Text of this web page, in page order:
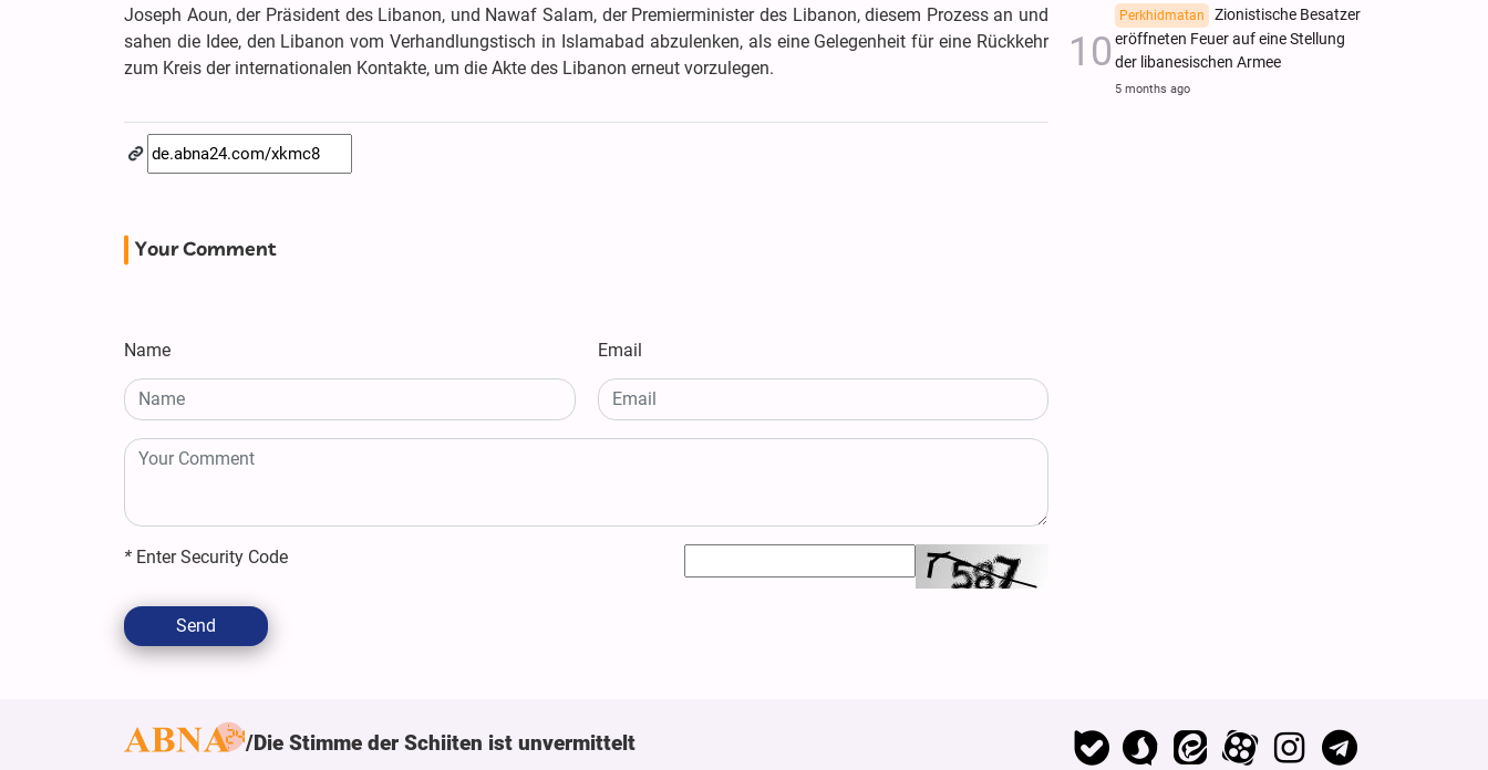
Joseph Aoun, der Präsident des Libanon, und Nawaf Salam, der Premierminister des Libanon, diesem Prozess an und
sahen die Idee, den Libanon vom Verhandlungstisch in Islamabad abzulenken, als eine Gelegenheit für eine Rückkehr
zum Kreis der internationalen Kontakte, um die Akte des Libanon erneut vorzulegen.
Your Comment
Name Email
* Enter Security Code
Send
Perkhidmatan
Zionistische Besatzer
eröffneten Feuer auf eine Stellung
der libanesischen Armee
5 months ago
Die Stimme der Schiiten ist unvermittelt